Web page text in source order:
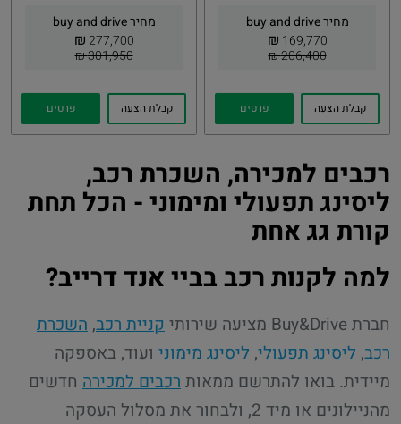
מחיר buy and drive
169,770
₪
206,400 ₪
קבלת הצעה פרטים
מחיר buy and drive
277,700
₪
301,950 ₪
קבלת הצעה פרטים
רכבים למכירה, השכרת רכב,
ליסינג תפעולי ומימוני - הכל תחת
קורת גג אחת
למה לקנות רכב בביי אנד דרייב?
חברת Buy&Drive מציעה שירותי קניית רכב, השכרת
רכב, ליסינג תפעולי, ליסינג מימוני ועוד, באספקה
מיידית. בואו להתרשם ממאות רכבים למכירה חדשים
מהניילונים או מיד 2, ולבחור את מסלול העסקה